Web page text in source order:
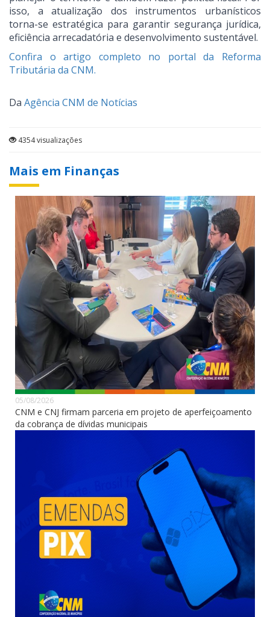
isso, a atualização dos instrumentos urbanísticos
torna-se estratégica para garantir segurança jurídica,
eficiência arrecadatória e desenvolvimento sustentável.
Confira o artigo completo no portal da Reforma
Tributária da CNM.
Da Agência CNM de Notícias
4354 visualizações
Mais em Finanças
05/08/2026
CNM e CNJ firmam parceria em projeto de aperfeiçoamento
da cobrança de dívidas municipais